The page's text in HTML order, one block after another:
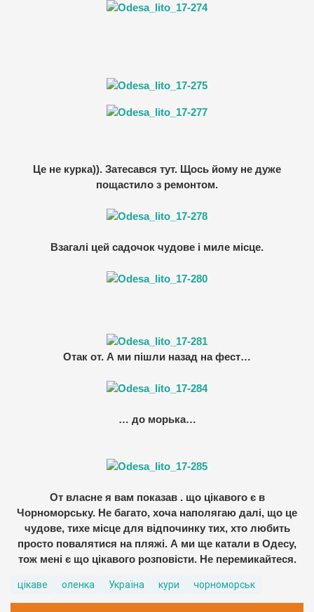
Це не курка)). Затесався тут. Щось йому не дуже
пощастило з ремонтом.
Взагалі цей садочок чудове і миле місце.
Отак от. А ми пішли назад на фест…
… до морька…
От власне я вам показав . що цікавого є в
Чорноморську. Не багато, хоча наполягаю далі, що це
чудове, тихе місце для відпочинку тих, хто любить
просто повалятися на пляжі. А ми ще катали в Одесу,
тож мені є що цікавого розповісти. Не перемикайтеся.
цікаве оленка Україна кури чорноморськ